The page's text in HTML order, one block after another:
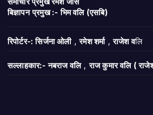
बिज्ञापन प्रमुख :- भिम वलि (एसबि)
रिपोर्टर-: सिर्जना ओली,रमेश शर्मा,राजेश वलि
सल्लाहकार:- नबराज वलि,राज कुमार वलि (